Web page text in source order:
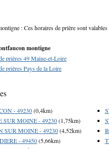
: Ces horaires de prière sont
montigne
prières 49 Maine-et-Loire
prières Pays de la Loire
- 49230(0,4km)
SUR MOINE - 49230(1,75km)
SUR MOINE - 49230(4,52km)
- 49450(5,66km)